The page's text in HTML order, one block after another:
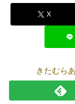
X
きたむら